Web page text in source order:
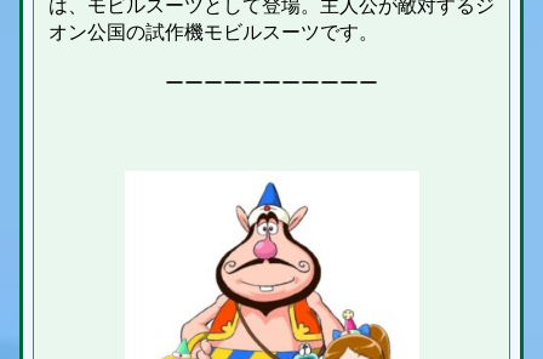
は、モビルスーツとして登場。主人公が敵対するジ
オン公国の試作機モビルスーツです。
ーーーーーーーーーーー